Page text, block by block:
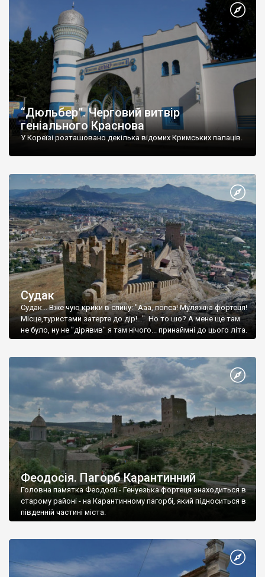
“Дюльбер”. Черговий витвір
геніального Краснова
У Кореїзі розташовано декілька відомих Кримських палаців.
Судак
Судак... Вже чую крики в спину: "Ааа, попса! Муляжна фортеця!
Місце,туристами затерте до дір!..." Но то шо? А мене ще там
не було, ну не "дірявив" я там нічого... принаймні до цього літа.
Феодосія. Пагорб Карантинний
Головна памятка Феодосії - Генуезька фортеця знаходиться в
старому районі - на Карантинному пагорбі, який підноситься в
південній частині міста.